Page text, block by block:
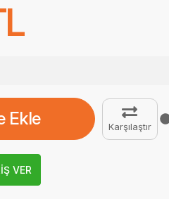
Ekle Karşılaştır
VER